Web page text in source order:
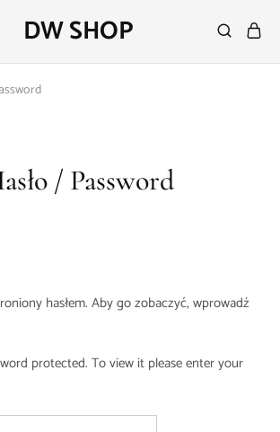
DW SHOP
/ Password
hasłem. Aby go zobaczyć, wprowadź
protected. To view it please enter your